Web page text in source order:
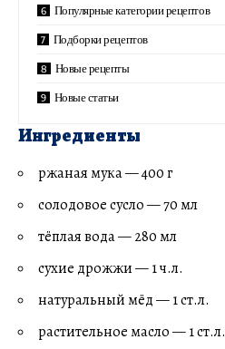
Популярные категории рецептов
Подборки рецептов
Новые рецепты
Новые статьи
Ингредиенты
ржаная мука — 400 г
солодовое сусло — 70 мл
тёплая вода — 280 мл
сухие дрожжи — 1 ч.л.
натуральный мёд — 1 ст.л.
растительное масло — 1 ст.л.